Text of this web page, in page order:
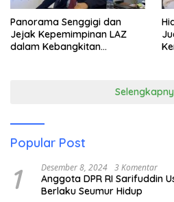
Panorama Senggigi dan
Jejak Kepemimpinan LAZ
dalam Kebangkitan
Popular Post
1 Desember 8, 2024 3 Komentar
Anggota DPR RI Sarifuddin
Berlaku Seumur Hidup